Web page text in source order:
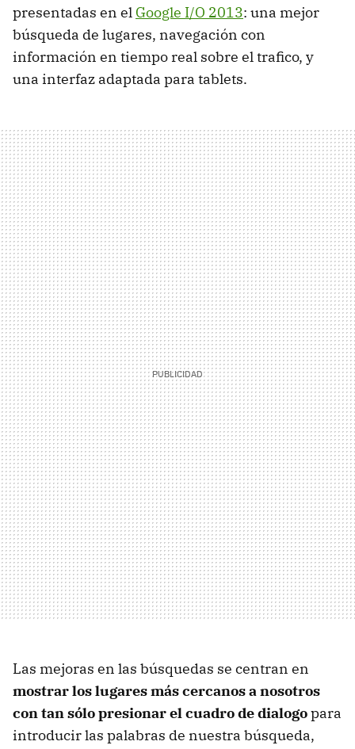
presentadas en el Google I/O 2013: una mejor
búsqueda de lugares, navegación con
información en tiempo real sobre el trafico, y
una interfaz adaptada para tablets.
Las mejoras en las búsquedas se centran en
mostrar los lugares más cercanos a nosotros
con tan sólo presionar el cuadro de dialogopara
introducir las palabras de nuestra búsqueda,